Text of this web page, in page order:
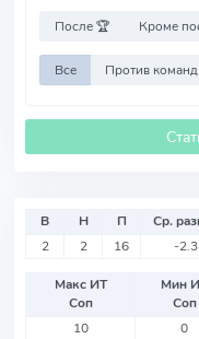
После 🏆 Кроме
Все
В Н П Ср.
2
2 16 -
Макс ИТ
Соп
Мин
Соп
10
0